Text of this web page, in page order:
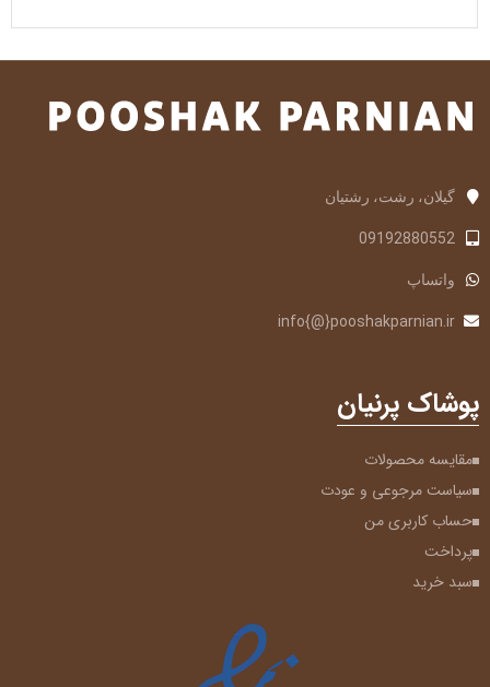
گیلان، رشت، رشتیان
09192880552
واتساپ
info{@}pooshakparnian.ir
پوشاک پرنیان
مقایسه محصولات
سیاست مرجوعی و عودت
حساب کاربری من
پرداخت
سبد خرید